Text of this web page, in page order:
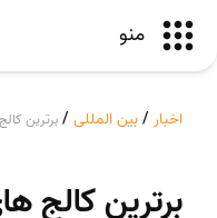
منو
اخبار /بین المللی / برترین
برترین کالج